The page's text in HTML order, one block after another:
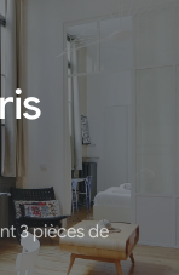
3 pièces de